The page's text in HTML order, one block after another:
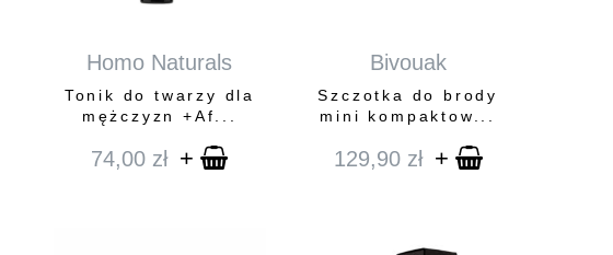
Homo Naturals
Tonik do twarzy dla
mężczyzn +Af...
74,00 zł +
Bivouak
Szczotka do brody
mini kompaktow...
129,90 zł +